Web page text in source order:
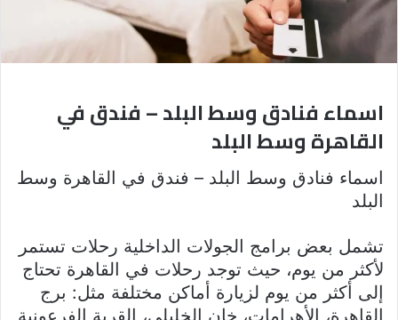
اسماء فنادق وسط البلد – فندق في
القاهرة وسط البلد
اسماء فنادق وسط البلد – فندق في القاهرة وسط
البلد
تشمل بعض برامج الجولات الداخلية رحلات تستمر
لأكثر من يوم، حيث توجد رحلات في القاهرة تحتاج
إلى أكثر من يوم لزيارة أماكن مختلفة مثل: برج
القاهرة، الأهرامات، خان الخليلي، القرية الفرعونية